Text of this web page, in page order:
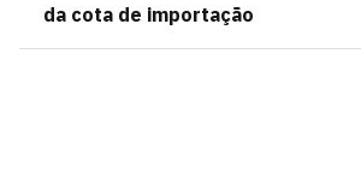
da cota de importação